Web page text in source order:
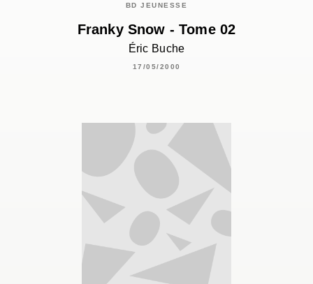
BD JEUNESSE
Franky Snow - Tome 02
Éric Buche
17/05/2000